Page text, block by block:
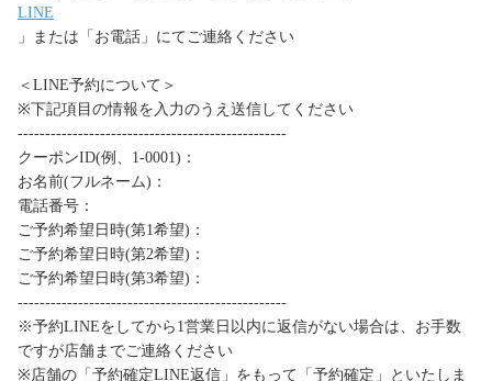
LINE
」または「お電話」にてご連絡ください
＜LINE予約について＞
※下記項目の情報を入力のうえ送信してください
-------------------------------------------------
クーポンID(例、1-0001)：
お名前(フルネーム)：
電話番号：
ご予約希望日時(第1希望)：
ご予約希望日時(第2希望)：
ご予約希望日時(第3希望)：
-------------------------------------------------
※予約LINEをしてから1営業日以内に返信がない場合は、お手数
ですが店舗までご連絡ください
※店舗の「予約確定LINE返信」をもって「予約確定」といたしま